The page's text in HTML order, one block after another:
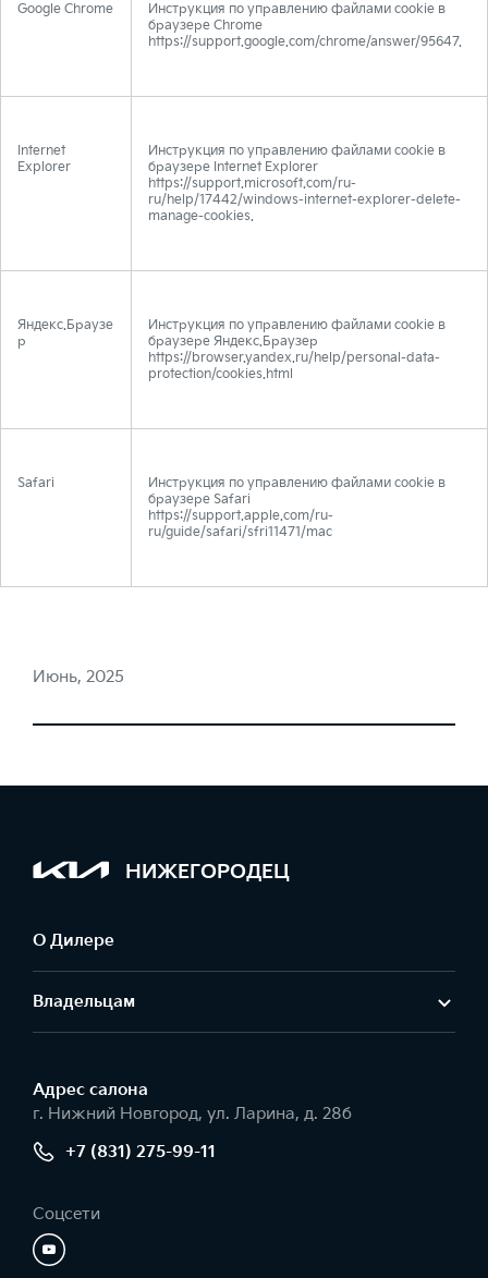
Google Chrome
Инструкция по управлению файлами cookie в
браузере Chrome
https://support.google.com/chrome/answer/95647.
Internet
Explorer
Инструкция по управлению файлами cookie в
браузере Internet Explorer
https://support.microsoft.com/ru-
ru/help/17442/windows-internet-explorer-delete-
manage-cookies.
Яндекс.Браузе
р
Инструкция по управлению файлами cookie в
браузере Яндекс.Браузер
https://browser.yandex.ru/help/personal-data-
protection/cookies.html
Safari
Инструкция по управлению файлами cookie в
браузере Safari
https://support.apple.com/ru-
ru/guide/safari/sfri11471/mac
Июнь, 2025
НИЖЕГОРОДЕЦ
О Дилере
Владельцам
Адрес салонa
г. Нижний Новгород, ул. Ларина, д. 28б
+7 (831) 275-99-11
Соцсети